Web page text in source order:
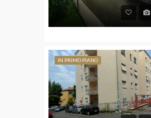
IN PRIMO PIANO